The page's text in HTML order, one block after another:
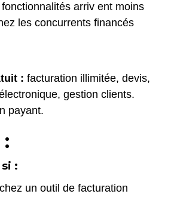
arriv ent moins
les concurrents financés
: facturation illimitée, devis,
gestion clients.
payant.
:
un outil de facturation